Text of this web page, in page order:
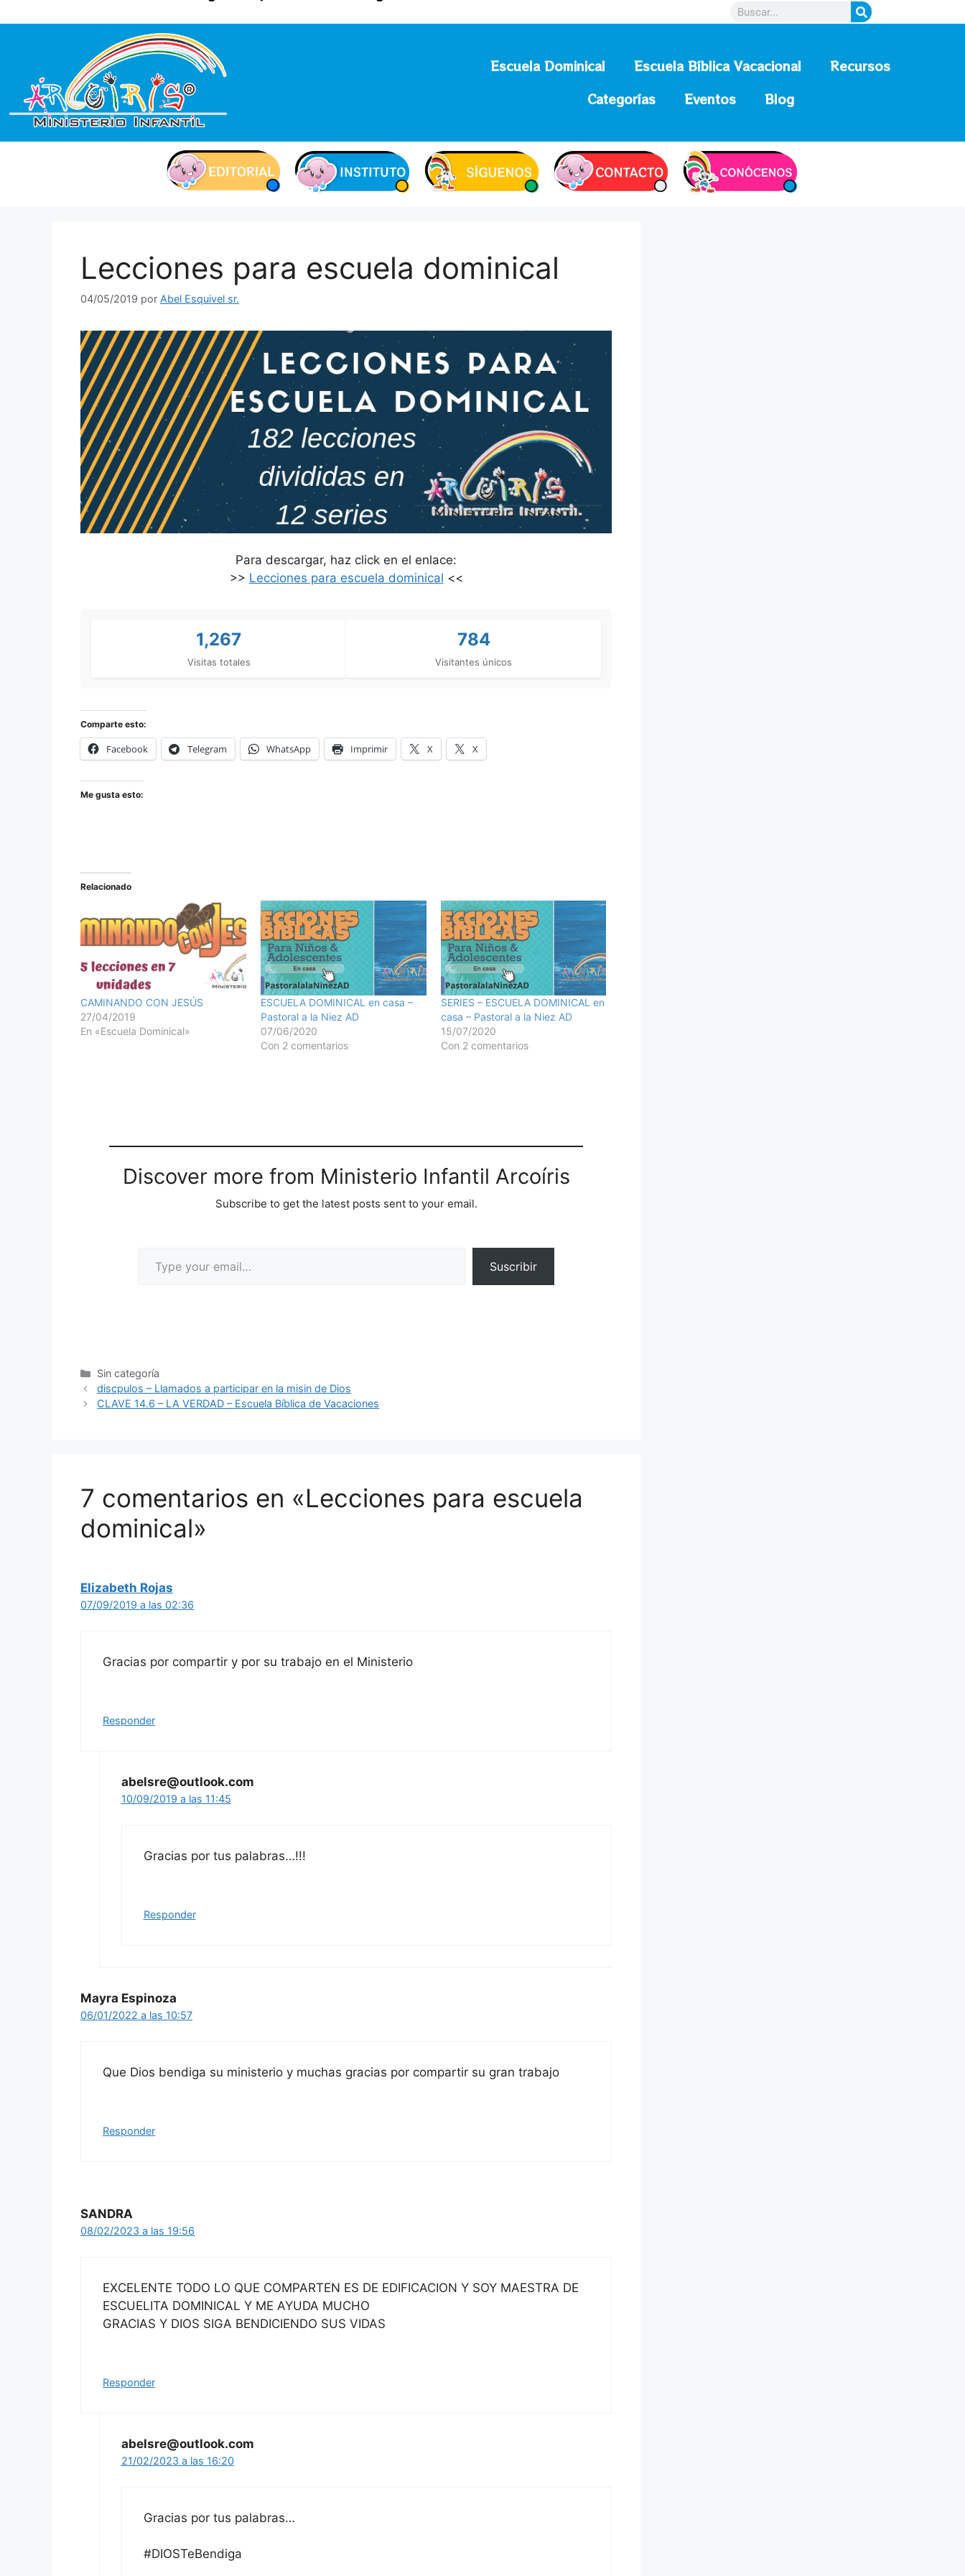
Escuela Dominical Escuela Bíblica Vacacional
Recursos
Categorías
Eventos Blog
Lecciones para escuela dominical
04/05/2019 por Abel Esquivel sr.
Para descargar, haz click en el enlace:
>> Lecciones para escuela dominical <<
1,267
Visitas totales
784
Visitantes únicos
Comparte esto:
Facebook Telegram WhatsApp Imprimir X X
Me gusta esto:
Relacionado
CAMINANDO CON JESÚS
27/04/2019
En «Escuela Dominical»
ESCUELA DOMINICAL en casa –
Pastoral a la Niez AD
07/06/2020
Con 2 comentarios
SERIES – ESCUELA DOMINICAL en
casa – Pastoral a la Niez AD
15/07/2020
Con 2 comentarios
Discover more from Ministerio Infantil Arcoíris
Subscribe to get the latest posts sent to your email.
Suscribir
Sin categoría
discpulos – Llamados a participar en la misin de Dios
CLAVE 14.6 – LA VERDAD – Escuela Bíblica de Vacaciones
7 comentarios en «Lecciones para escuela
dominical»
Elizabeth Rojas
07/09/2019 a las 02:36
Gracias por compartir y por su trabajo en el Ministerio
Responder
abelsre@outlook.com
10/09/2019 a las 11:45
Gracias por tus palabras…!!!
Responder
Mayra Espinoza
06/01/2022 a las 10:57
Que Dios bendiga su ministerio y muchas gracias por compartir su gran trabajo
Responder
SANDRA
08/02/2023 a las 19:56
EXCELENTE TODO LO QUE COMPARTEN ES DE EDIFICACION Y SOY MAESTRA DE
ESCUELITA DOMINICAL Y ME AYUDA MUCHO
GRACIAS Y DIOS SIGA BENDICIENDO SUS VIDAS
Responder
abelsre@outlook.com
21/02/2023 a las 16:20
Gracias por tus palabras…
#DIOSTeBendiga